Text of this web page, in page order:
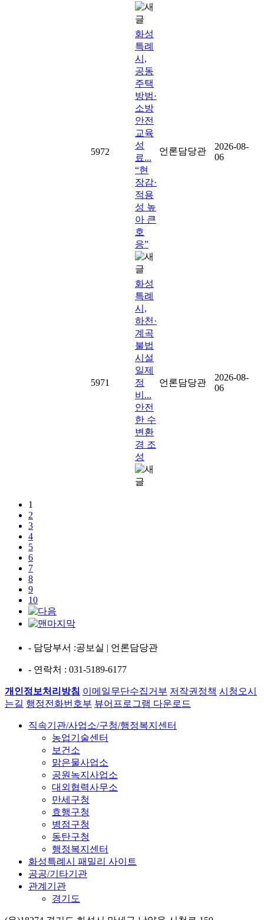
5972
화성
특례
시,
공동
주택
방범·
소방
안전
교육
성
료...
“현
장감·
적용
성 높
아 큰
호
응”
언론담당관
2026-08-
06
5971
화성
특례
시,
하천·
계곡
불법
시설
일제
정
비...
안전
한 수
변환
경 조
성
언론담당관
2026-08-
06
1
2
3
4
5
6
7
8
9
10
- 담당부서 :공보실 | 언론담당관
- 연락처 : 031-5189-6177
개인정보처리방침 이메일무단수집거부 저작권정책 시청오시
는길 행정전화번호부 뷰어프로그램 다운로드
직속기관/사업소/구청/행정복지센터
농업기술센터
보건소
맑은물사업소
공원녹지사업소
대외협력사무소
만세구청
효행구청
병점구청
동탄구청
행정복지센터
화성특례시 패밀리 사이트
공공/기타기관
관계기관
경기도